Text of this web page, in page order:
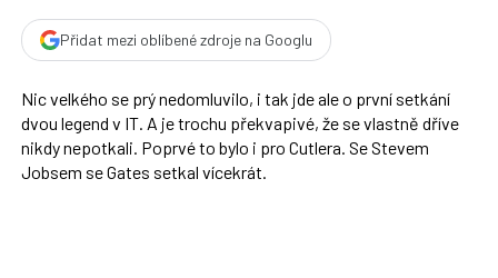
Přidat mezi oblíbené zdroje na Googlu
Nic velkého se prý nedomluvilo, i tak jde ale o první setkání
dvou legend v IT. A je trochu překvapivé, že se vlastně dříve
nikdy nepotkali. Poprvé to bylo i pro Cutlera. Se Stevem
Jobsem se Gates setkal vícekrát.